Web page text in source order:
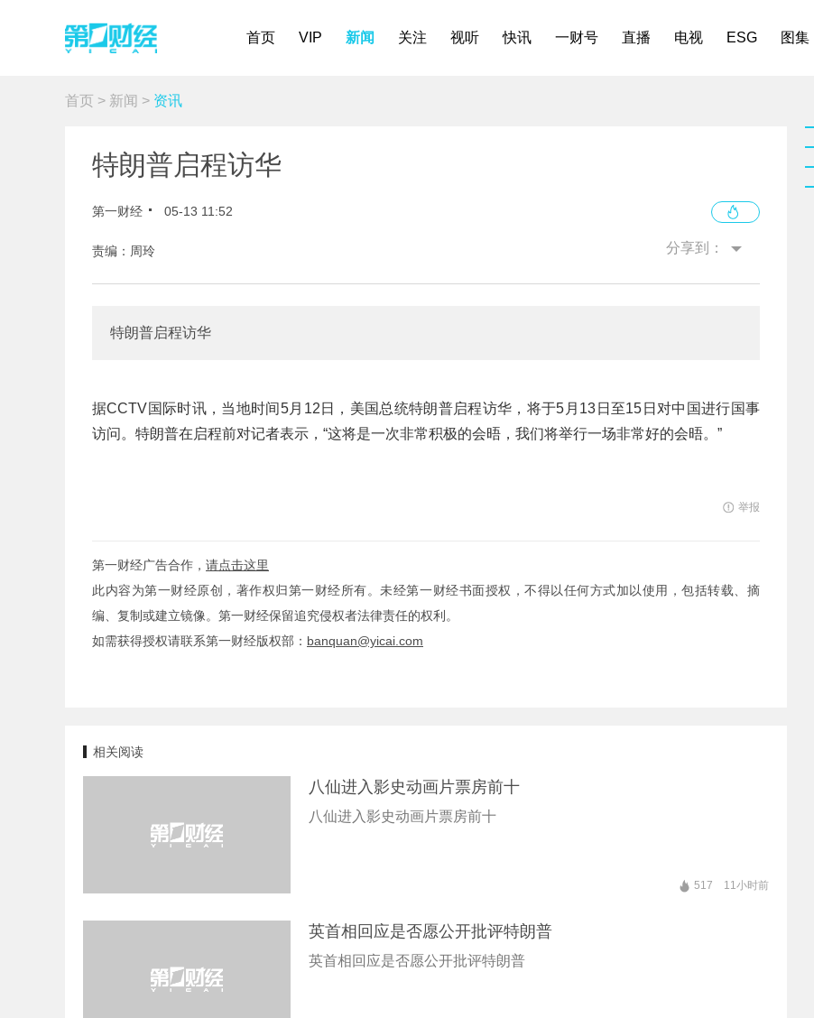
首页 VIP 新闻 关注 视听 快讯 一财号 直播 电视 ESG 图集
首页 > 新闻 > 资讯
特朗普启程访华
第一财经 05-13 11:52
责编：周玲 分享到：
特朗普启程访华
据CCTV国际时讯，当地时间5月12日，美国总统特朗普启程访华，将于5月13日至15日对中国进行国事
访问。特朗普在启程前对记者表示，“这将是一次非常积极的会晤，我们将举行一场非常好的会晤。”
举报
第一财经广告合作， 请点击这里
此内容为第一财经原创，著作权归第一财经所有。未经第一财经书面授权，不得以任何方式加以使用，包括转载、摘
编、复制或建立镜像。第一财经保留追究侵权者法律责任的权利。
如需获得授权请联系第一财经版权部： banquan@yicai.com
相关阅读
八仙进入影史动画片票房前十
八仙进入影史动画片票房前十
517 11小时前
英首相回应是否愿公开批评特朗普
英首相回应是否愿公开批评特朗普